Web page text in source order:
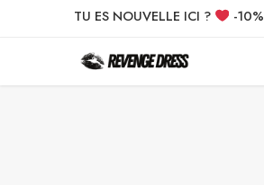
TU ES NOUVELLE ICI ? -